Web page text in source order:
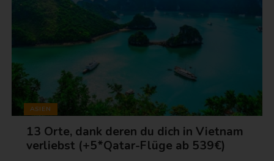
ASIEN
13 Orte, dank deren du dich in Vietnam
verliebst (+5*Qatar-Flüge ab 539€)